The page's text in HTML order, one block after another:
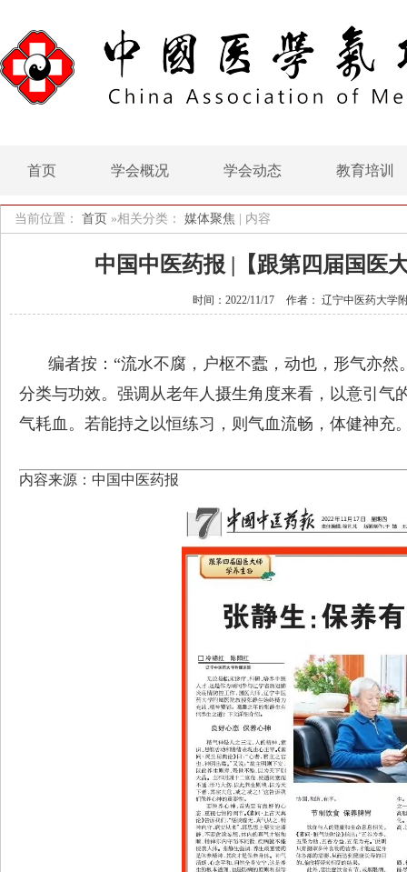
首页 学会概况 学会动态 教育培训
当前位置： 首页 »相关分类： 媒体聚焦 内容
中国中医药报 |【跟第四届国医
时间：2022/11/17 作者： 辽宁中医药大学
编者按：“流水不腐，户枢不蠹，动也，形气亦
分类与功效。强调从老年人摄生角度来看，以意引
气耗血。若能持之以恒练习，则气血流畅，体健神充
内容来源：中国中医药报